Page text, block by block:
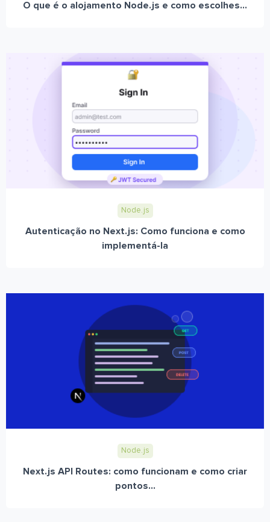
O que é o alojamento Node.js e como escolhes...
Node.js
Autenticação no Next.js: Como funciona e como
implementá-la
Node.js
Next.js API Routes: como funcionam e como criar
pontos...